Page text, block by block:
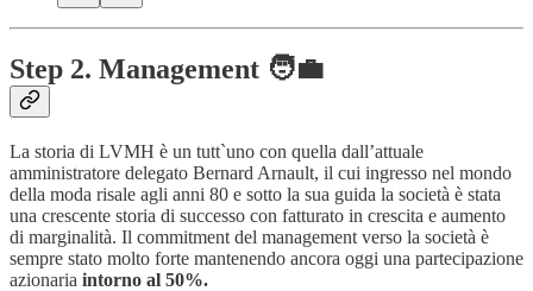
Step 2. Management 🧑‍💼
La storia di LVMH è un tutt`uno con quella dall’attuale
amministratore delegato Bernard Arnault, il cui ingresso nel mondo
della moda risale agli anni 80 e sotto la sua guida la società è stata
una crescente storia di successo con fatturato in crescita e aumento
di marginalità. Il commitment del management verso la società è
sempre stato molto forte mantenendo ancora oggi una partecipazione
azionaria intorno al 50%.